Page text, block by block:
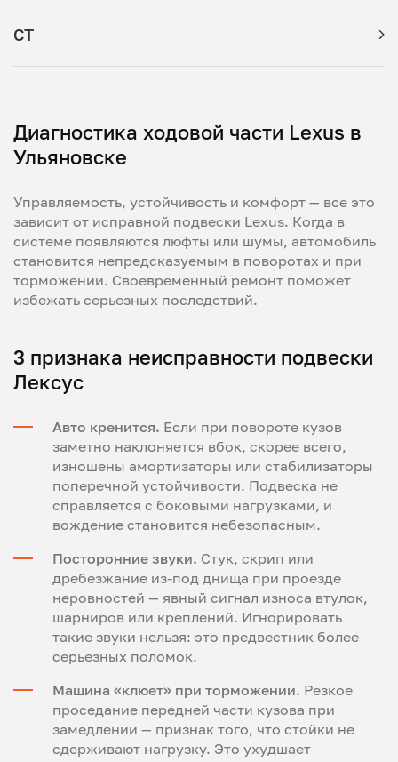
CT
Диагностика ходовой части Lexus в
Ульяновске
Управляемость, устойчивость и комфорт — все это
зависит от исправной подвески Lexus. Когда в
системе появляются люфты или шумы, автомобиль
становится непредсказуемым в поворотах и при
торможении. Своевременный ремонт поможет
избежать серьезных последствий.
3 признака неисправности подвески
Лексус
Авто кренится. Если при повороте кузов
заметно наклоняется вбок, скорее всего,
изношены амортизаторы или стабилизаторы
поперечной устойчивости. Подвеска не
справляется с боковыми нагрузками, и
вождение становится небезопасным.
Посторонние звуки. Стук, скрип или
дребезжание из-под днища при проезде
неровностей — явный сигнал износа втулок,
шарниров или креплений. Игнорировать
такие звуки нельзя: это предвестник более
серьезных поломок.
Машина «клюет» при торможении. Резкое
проседание передней части кузова при
замедлении — признак того, что стойки не
сдерживают нагрузку. Это ухудшает